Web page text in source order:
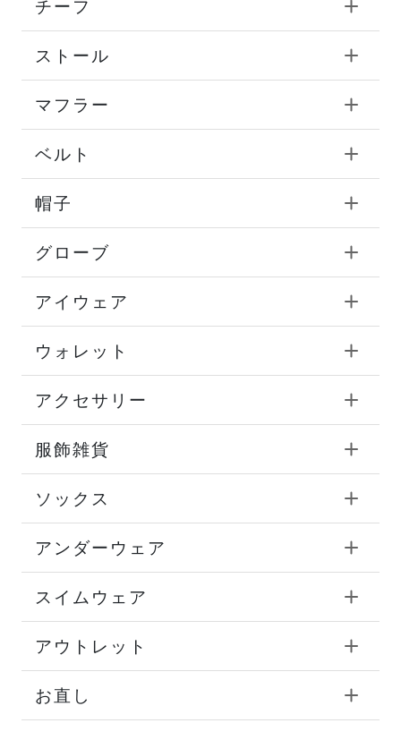
チーフ
ストール
マフラー
ベルト
帽子
グローブ
アイウェア
ウォレット
アクセサリー
服飾雑貨
ソックス
アンダーウェア
スイムウェア
アウトレット
お直し